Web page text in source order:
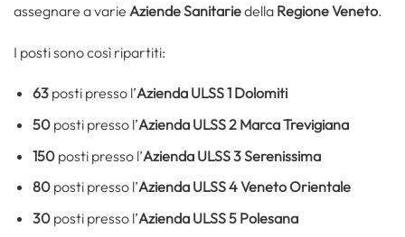
assegnare a varie Aziende Sanitariedella Regione Veneto.
I posti sono così ripartiti:
63posti presso l’Azienda ULSS 1 Dolomiti
50posti presso l’Azienda ULSS 2 Marca Trevigiana
150posti presso l’Azienda ULSS 3 Serenissima
80posti presso l’Azienda ULSS 4 Veneto Orientale
30posti presso l’Azienda ULSS 5 Polesana